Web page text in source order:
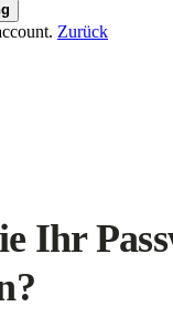
Zurück
Ihr